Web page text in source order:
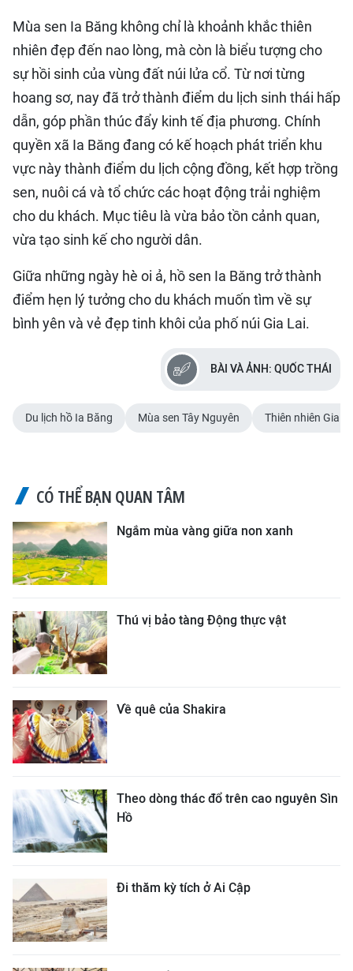
Mùa sen Ia Băng không chỉ là khoảnh khắc thiên
nhiên đẹp đến nao lòng, mà còn là biểu tượng cho
sự hồi sinh của vùng đất núi lửa cổ. Từ nơi từng
hoang sơ, nay đã trở thành điểm du lịch sinh thái hấp
dẫn, góp phần thúc đẩy kinh tế địa phương. Chính
quyền xã Ia Băng đang có kế hoạch phát triển khu
vực này thành điểm du lịch cộng đồng, kết hợp trồng
sen, nuôi cá và tổ chức các hoạt động trải nghiệm
cho du khách. Mục tiêu là vừa bảo tồn cảnh quan,
vừa tạo sinh kế cho người dân.
Giữa những ngày hè oi ả, hồ sen Ia Băng trở thành
điểm hẹn lý tưởng cho du khách muốn tìm về sự
bình yên và vẻ đẹp tinh khôi của phố núi Gia Lai.
BÀI VÀ ẢNH: QUỐC THÁI
Du lịch hồ Ia Băng Mùa sen Tây Nguyên Thiên nhiên Gia
CÓ THỂ BẠN QUAN TÂM
Ngắm mùa vàng giữa non xanh
Thú vị bảo tàng Động thực vật
Về quê của Shakira
Theo dòng thác đổ trên cao nguyên Sìn
Hồ
Đi thăm kỳ tích ở Ai Cập